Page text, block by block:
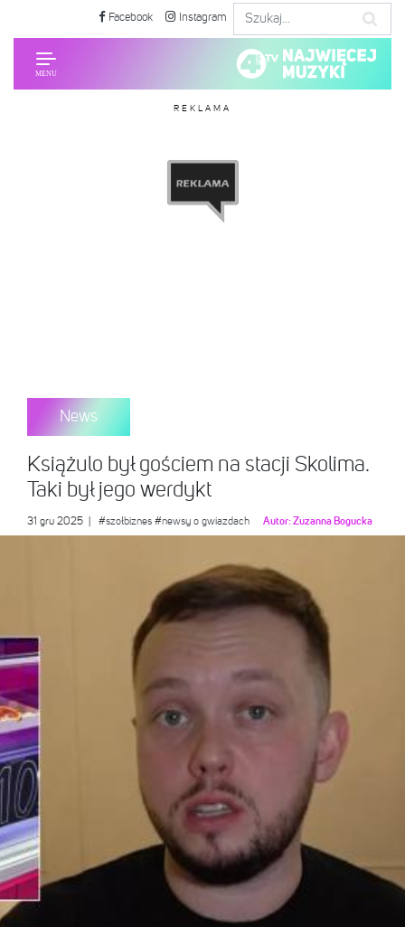
Facebook Instagram
REKLAMA
News
Książulo był gościem na stacji Skolima.
Taki był jego werdykt
31 gru 2025 #szołbiznes #newsy o gwiazdach Autor:Zuzanna Bogucka